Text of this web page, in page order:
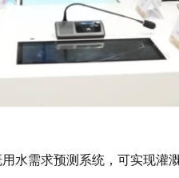
水需求预测系统，可实现灌